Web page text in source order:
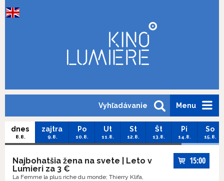
Menu
Vyhľadávanie
dnes
8.8.
zajtra
9.8.
Po
10.8.
Ut
11.8.
St
12.8.
Št
13.8.
Pi
14.8.
So
15.8.
Najbohatšia žena na svete | Leto v
Lumieri za 3 €
La Femme la plus riche du monde; Thierry Klifa,
15:00